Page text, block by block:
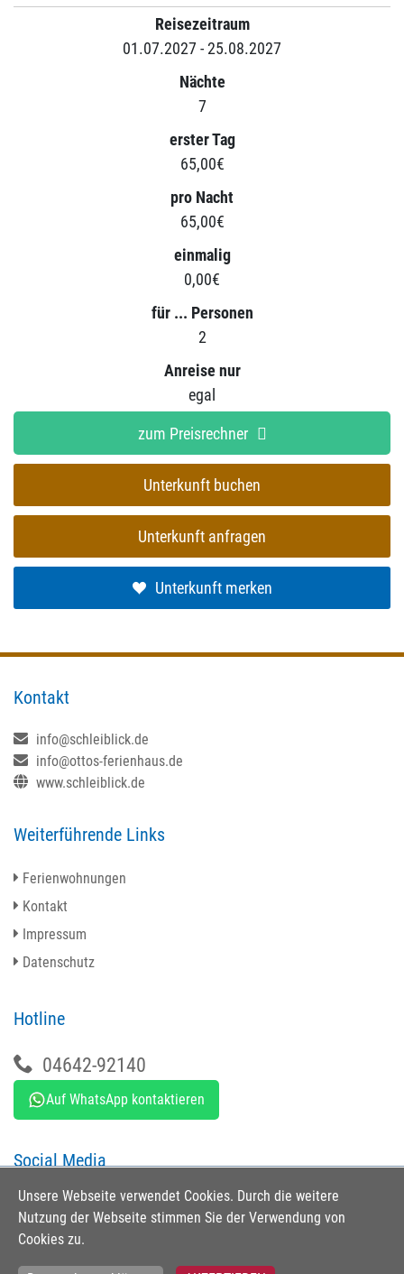
Unsere Webseite verwendet Cookies. Durch die weitere
Nutzung der Webseite stimmen Sie der Verwendung von
Cookies zu.
Reisezeitraum
01.07.2027 - 25.08.2027
Nächte
7
erster Tag
65,00€
pro Nacht
65,00€
einmalig
0,00€
für ... Personen
2
Anreise nur
egal
zum Preisrechner
Unterkunft buchen
Unterkunft anfragen
Unterkunft merken
Kontakt
info@schleiblick.de
info@ottos-ferienhaus.de
www.schleiblick.de
Weiterführende Links
Ferienwohnungen
Kontakt
Impressum
Datenschutz
Hotline
04642-92140
Auf WhatsApp kontaktieren
Social Media
Erstellt vonXsignsmit demBuchungssystem für Ferienwohnungen - Fewo-Verwalter